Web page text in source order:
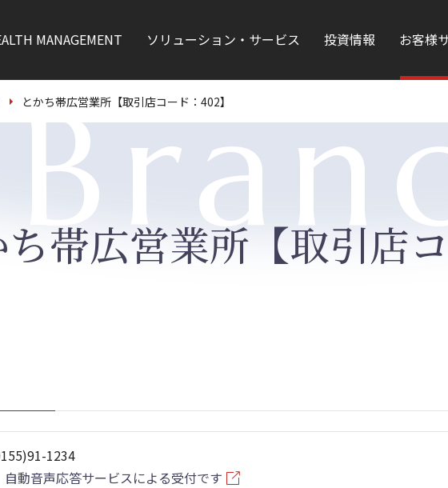
MANAGEMENT ソリューション・サービス 投資情報 お客様
とかち帯広営業所【取引店コード：402】
ち帯広営業所【取引店
1234
自動音声応答サービスによる受付です